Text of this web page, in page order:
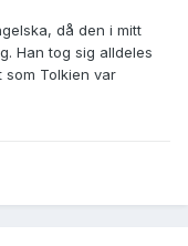
då den i mitt
Han tog sig alldeles
Tolkien var